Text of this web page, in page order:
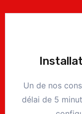
Un de nos
délai de 5